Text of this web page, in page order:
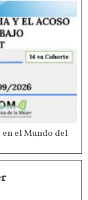
el Mundo del